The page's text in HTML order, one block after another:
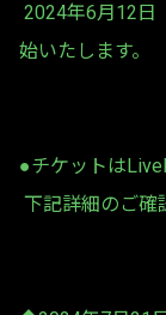
2024年6月12日
始いたします。
●チケットは
下記詳細のご確